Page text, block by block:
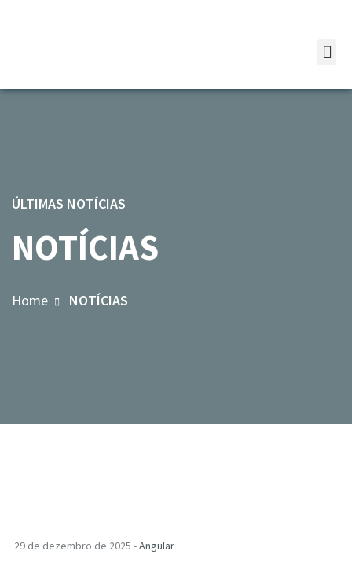
ÚLTIMAS NOTÍCIAS
NOTÍCIAS
Home NOTÍCIAS
29 de dezembro de 2025 -Angular